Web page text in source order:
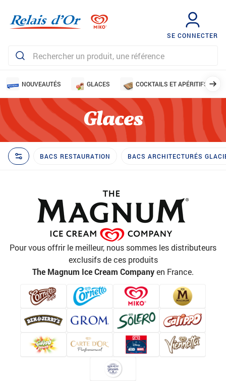
SE CONNECTER
NOUVEAUTÉS GLACES COCKTAILS ET APÉRITIFS
Glaces
BACS RESTAURATION BACS ARCHITECTURÉS
Pour vous offrir le meilleur, nous sommes les distributeurs
exclusifs de ces produits
The Magnum Ice Cream Companyen France.